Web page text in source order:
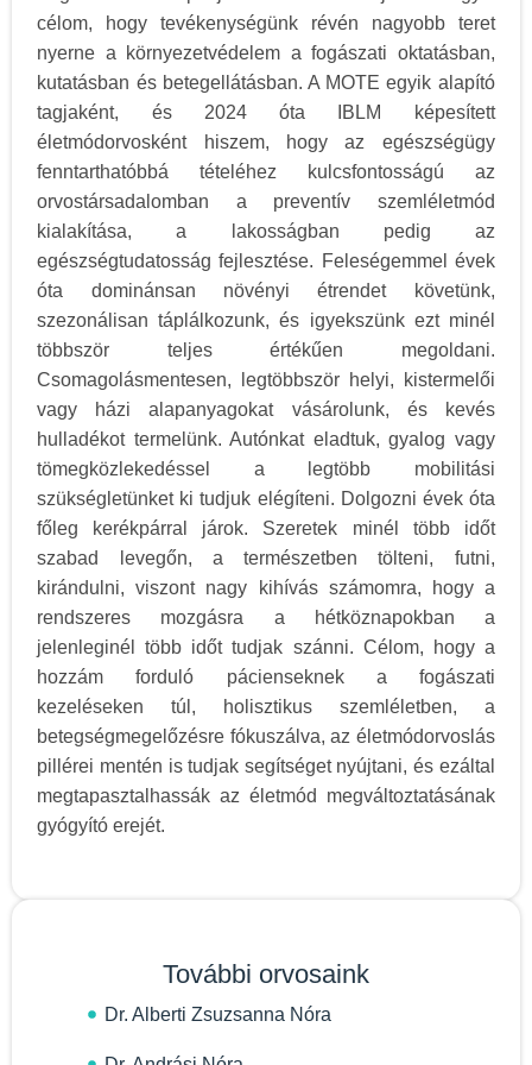
célom, hogy tevékenységünk révén nagyobb teret
nyerne a környezetvédelem a fogászati oktatásban,
kutatásban és betegellátásban. A MOTE egyik alapító
tagjaként, és 2024 óta IBLM képesített
életmódorvosként hiszem, hogy az egészségügy
fenntarthatóbbá tételéhez kulcsfontosságú az
orvostársadalomban a preventív szemléletmód
kialakítása, a lakosságban pedig az
egészségtudatosság fejlesztése. Feleségemmel évek
óta dominánsan növényi étrendet követünk,
szezonálisan táplálkozunk, és igyekszünk ezt minél
többször teljes értékűen megoldani.
Csomagolásmentesen, legtöbbször helyi, kistermelői
vagy házi alapanyagokat vásárolunk, és kevés
hulladékot termelünk. Autónkat eladtuk, gyalog vagy
tömegközlekedéssel a legtöbb mobilitási
szükségletünket ki tudjuk elégíteni. Dolgozni évek óta
főleg kerékpárral járok. Szeretek minél több időt
szabad levegőn, a természetben tölteni, futni,
kirándulni, viszont nagy kihívás számomra, hogy a
rendszeres mozgásra a hétköznapokban a
jelenleginél több időt tudjak szánni. Célom, hogy a
hozzám forduló pácienseknek a fogászati
kezeléseken túl, holisztikus szemléletben, a
betegségmegelőzésre fókuszálva, az életmódorvoslás
pillérei mentén is tudjak segítséget nyújtani, és ezáltal
megtapasztalhassák az életmód megváltoztatásának
gyógyító erejét.
További orvosaink
Dr. Alberti Zsuzsanna Nóra